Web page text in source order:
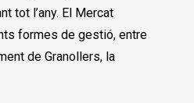
tot l’any. El Mercat
formes de gestió, entre
de Granollers, la